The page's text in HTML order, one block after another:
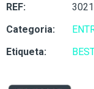
REF:
Categoria:
Etiqueta: